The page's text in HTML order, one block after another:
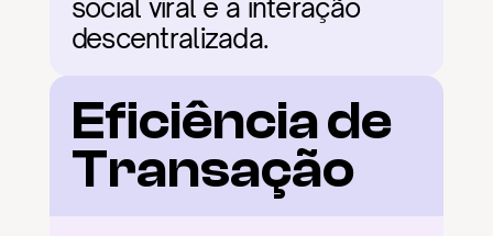
social viral e a interação
descentralizada.
Eficiência de
Transação